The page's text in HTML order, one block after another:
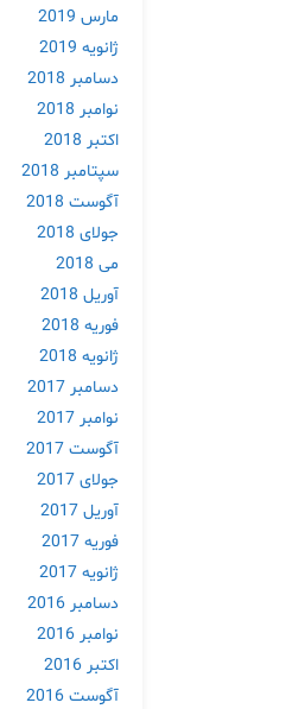
مارس 2019
ژانویه 2019
دسامبر 2018
نوامبر 2018
اکتبر 2018
سپتامبر 2018
آگوست 2018
جولای 2018
می 2018
آوریل 2018
فوریه 2018
ژانویه 2018
دسامبر 2017
نوامبر 2017
آگوست 2017
جولای 2017
آوریل 2017
فوریه 2017
ژانویه 2017
دسامبر 2016
نوامبر 2016
اکتبر 2016
آگوست 2016